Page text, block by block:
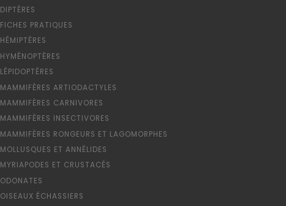
DIPTÈRES
FICHES PRATIQUES
HÉMIPTÈRES
HYMÉNOPTÈRES
LÉPIDOPTÈRES
MAMMIFÈRES ARTIODACTYLES
MAMMIFÈRES CARNIVORES
MAMMIFÈRES INSECTIVORES
MAMMIFÈRES RONGEURS ET LAGOMORPHES
MOLLUSQUES ET ANNÉLIDES
MYRIAPODES ET CRUSTACÉS
ODONATES
OISEAUX ÉCHASSIERS